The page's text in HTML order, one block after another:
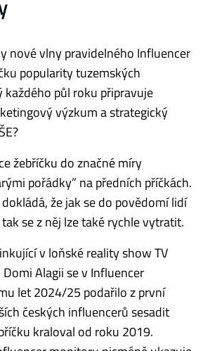
nové vlny pravidelného Influencer
popularity tuzemských
půl roku připravuje
výzkum a strategický
žebříčku do značné míry
pořádky” na předních příčkách.
že jak se do povědomí lidí
se z něj lze také rychle vytratit.
v loňské reality show TV
Alagii se v Influencer
let 2024/25 podařilo z první
českých influencerů sesadit
kraloval od roku 2019.